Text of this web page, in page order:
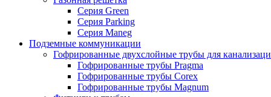
Серия Green
Серия Parking
Серия Maneg
Подземные коммуникации
Гофрированные двухслойные трубы для
Гофрированные трубы Pragma
Гофрированные трубы Corex
Гофрированные трубы Magnum